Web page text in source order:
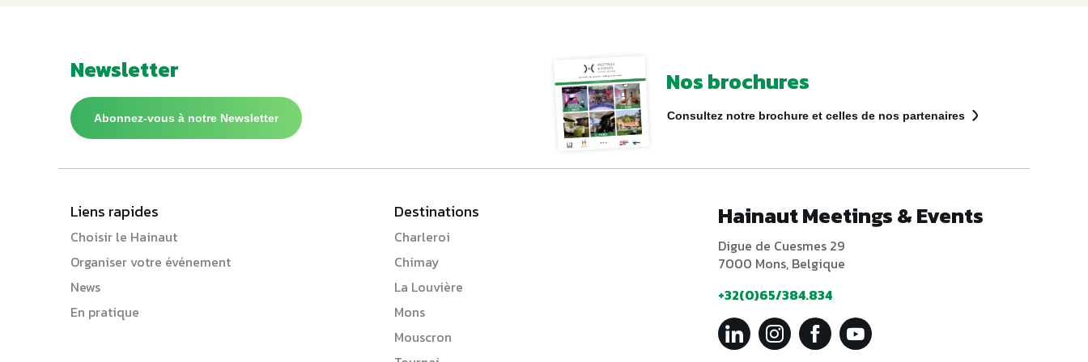
Newsletter
Abonnez-vous à notre Newsletter
Nos brochures
Consultez notre brochure et celles de nos partenaires
Liens rapides
Choisir le Hainaut
Organiser votre événement
News
En pratique
Destinations
Charleroi
Chimay
La Louvière
Mons
Mouscron
Hainaut Meetings & Events
Digue de Cuesmes 29
7000 Mons, Belgique
+32(0)65/384.834